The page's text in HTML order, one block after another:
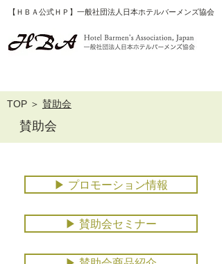
【ＨＢＡ公式ＨＰ】一般社団法人日本ホテルバーメンズ協会
​TOP ＞ 賛助会
賛助会
▶ プロモーション情報
▶ 賛助会セミナー